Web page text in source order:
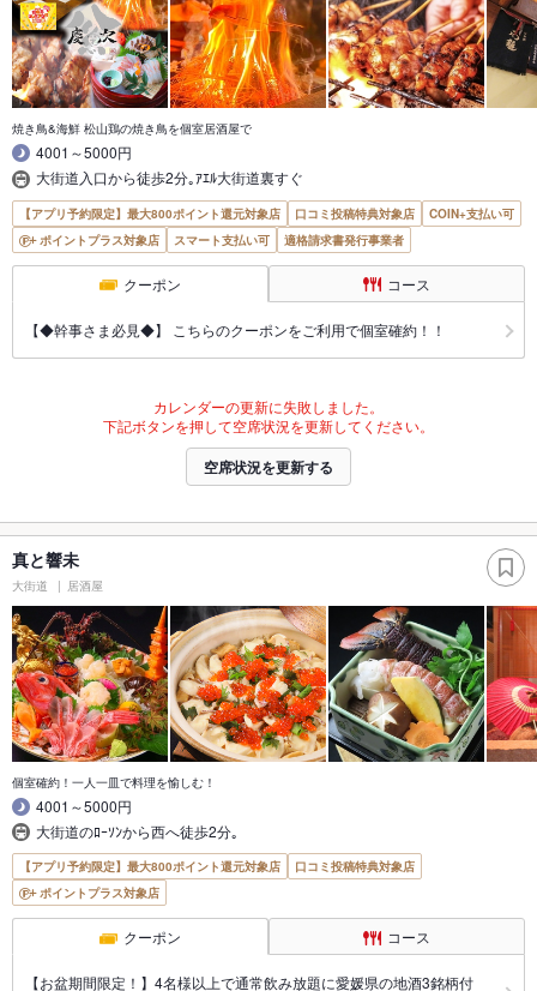
焼き鳥&海鮮 松山鶏の焼き鳥を個室居酒屋で
4001～5000円
大街道入口から徒歩2分｡ｱｴﾙ大街道裏すぐ
【アプリ予約限定】最大800ポイント還元対象店 口コミ投稿特典対象店
COIN+支払い可
ポイントプラス対象店
スマート支払い可 適格請求書発行事業者
クーポン コース
【◆幹事さま必見◆】 こちらのクーポンをご利用で個室確約！！
カレンダーの更新に失敗しました。
下記ボタンを押して空席状況を更新してください。
空席状況を更新する
真と響未
大街道 居酒屋
個室確約！一人一皿で料理を愉しむ！
4001～5000円
大街道のﾛｰｿﾝから西へ徒歩2分｡
【アプリ予約限定】最大800ポイント還元対象店
口コミ投稿特典対象店
ポイントプラス対象店
クーポン コース
【お盆期間限定！】4名様以上で通常飲み放題に愛媛県の地酒3銘柄付